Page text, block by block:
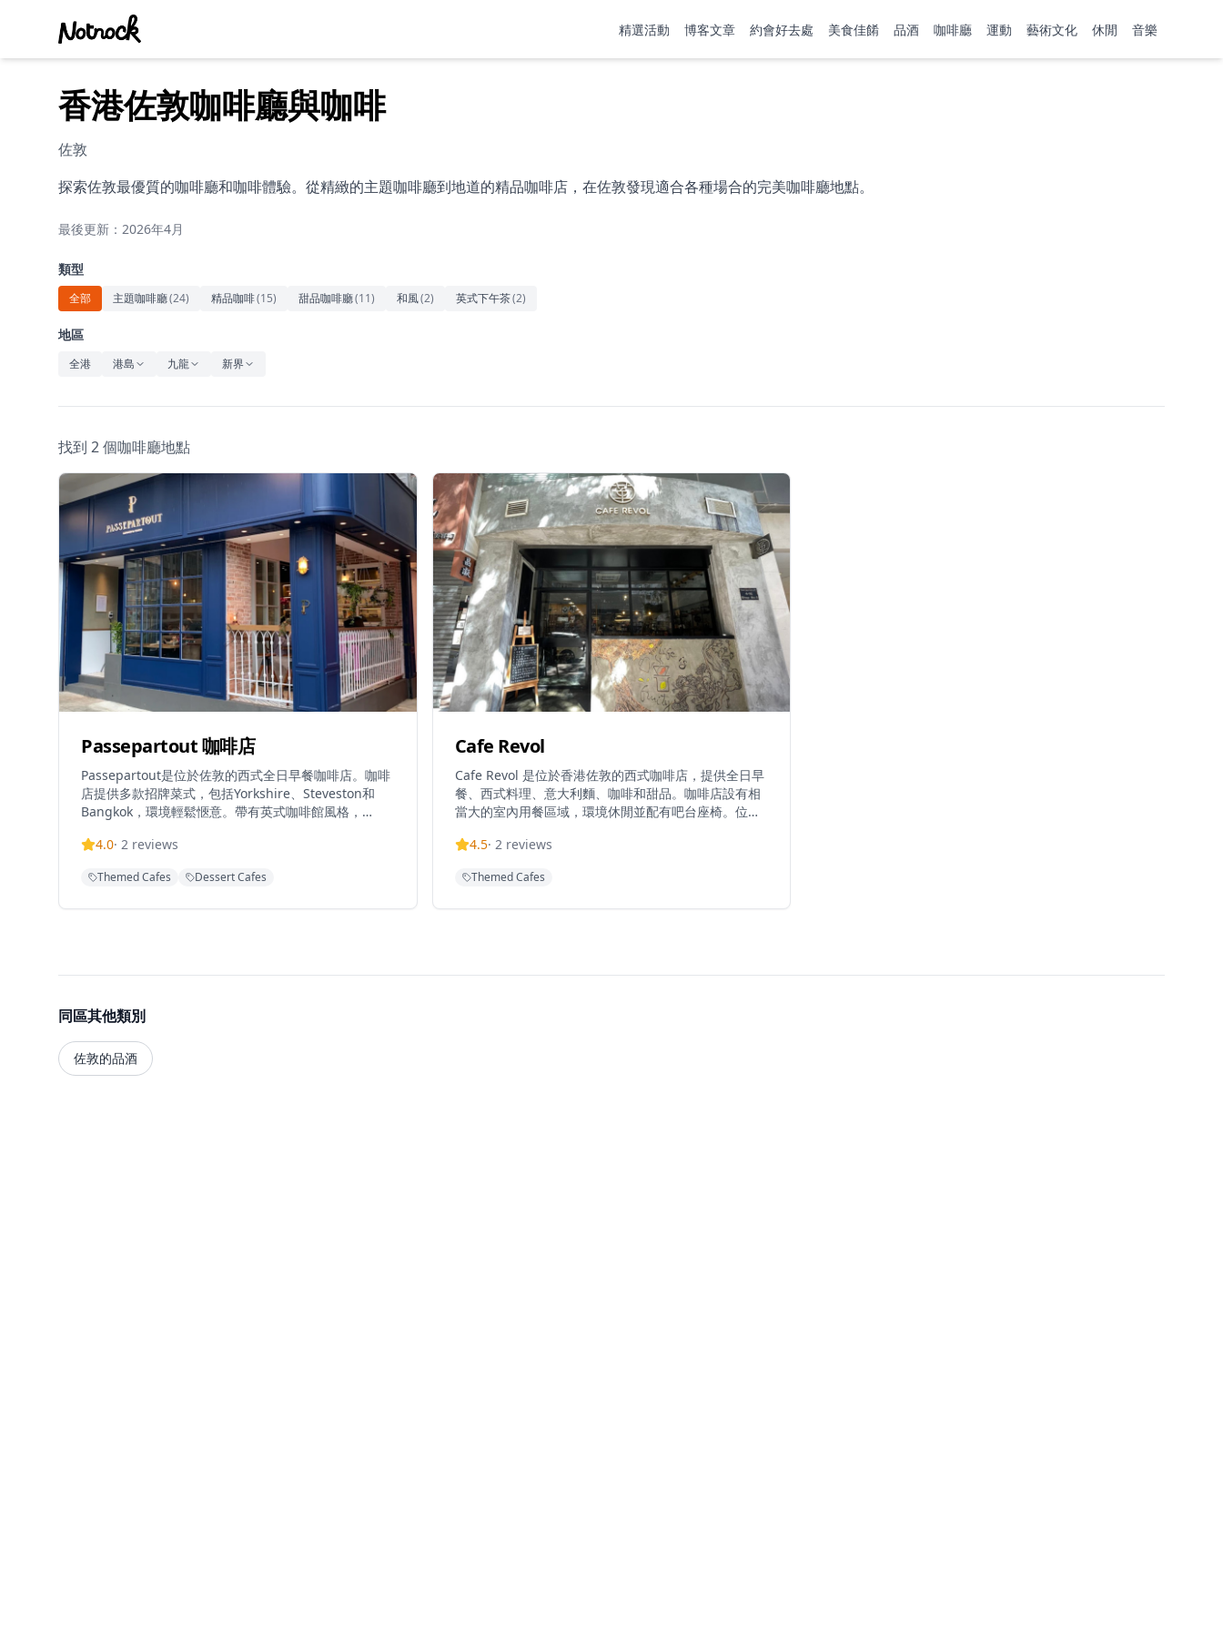
精選活動 博客文章 約會好去處 美食佳餚 品酒 咖啡廳 運動 藝術文化 休閒 音樂
香港佐敦咖啡廳與咖啡
佐敦
探索佐敦最優質的咖啡廳和咖啡體驗。從精緻的主題咖啡廳到地道的精品咖啡店，在佐敦發現適合各種場合的完美咖啡廳地點。
最後更新：2026年4月
類型
全部 主題咖啡廳(24) 精品咖啡(15) 甜品咖啡廳(11) 和風(2) 英式下午茶(2)
地區
全港 港島 九龍 新界
找到 2 個咖啡廳地點
Passepartout 咖啡店
Passepartout是位於佐敦的西式全日早餐咖啡店。咖啡
店提供多款招牌菜式，包括Yorkshire、Steveston和
Bangkok，環境輕鬆愜意。帶有英式咖啡館風格，
地點。餐廳在Tripadvisor上獲得3.8/5的評分，以其平
4.0· 2 reviews
Themed Cafes Dessert Cafes
Cafe Revol
Cafe Revol 是位於香港佐敦的西式咖啡店，提供全日早
餐、西式料理、意大利麵、咖啡和甜品。咖啡店設有相
當大的室內用餐區域，環境休閒並配有吧台座椅。位於
過Foodpanda提供送餐服務。咖啡店週一至週六營業時
當地人和遊客在佐敦區尋找優質西式餐點和咖啡的便利
質咖啡豆，由專業咖啡師沖泡，無論是濃縮咖啡、拿鐵
4.5· 2 reviews
Themed Cafes
同區其他類別
佐敦的品酒